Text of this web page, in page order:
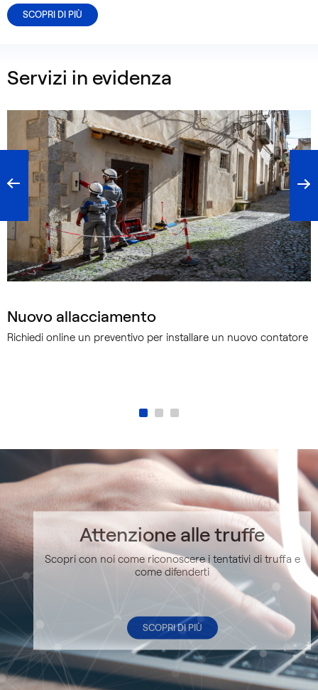
SCOPRI DI PIÙ
Servizi in evidenza
Nuovo allacciamento
Richiedi online un preventivo per installare un nuovo contatore
Attenzione alle truffe
Scopri con noi come riconoscere i tentativi di truffa e
come difenderti
SCOPRI DI PIÙ